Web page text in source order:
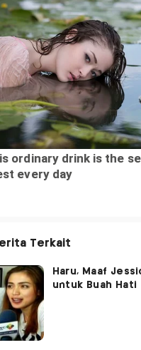
Terkait
Haru, Maaf
untuk Buah Hati